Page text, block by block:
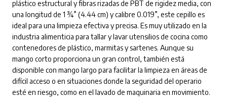
plástico estructural y fibras rizadas de PBT de rigidez media, con
una longitud de 1 ¾” (4.44 cm) y calibre 0.019”, este cepillo es
ideal para una limpieza efectiva y precisa. Es muy utilizado en la
industria alimenticia para tallar y lavar utensilios de cocina como
contenedores de plástico, marmitas y sartenes. Aunque su
mango corto proporciona un gran control, también está
disponible con mango largo para facilitar la limpieza en áreas de
difícil acceso o en situaciones donde la seguridad del operario
esté en riesgo, como en el lavado de maquinaria en movimiento.